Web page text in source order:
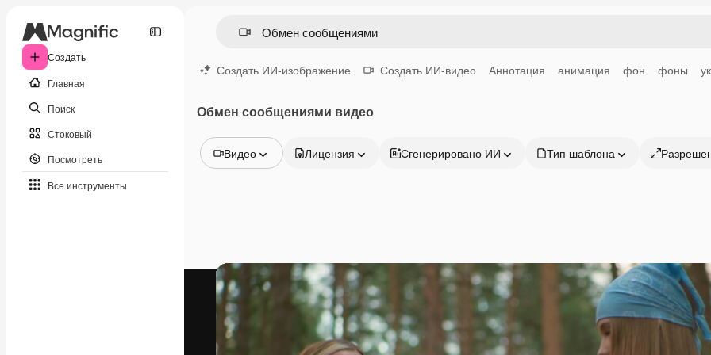
Создать
Главная
Поиск
Стоковый
Посмотреть
Все инструменты
Создать ИИ-изображение Создать ИИ-видео Аннотация анимация фон фоны
Обмен сообщениями видео
Видео
Видео
Видеоролик
Моушн-дизайн
Видеошаблоны
Иконки
3D-модели
Шрифты
Лицензия Сгенерировано ИИ Тип шаблона
Продукция